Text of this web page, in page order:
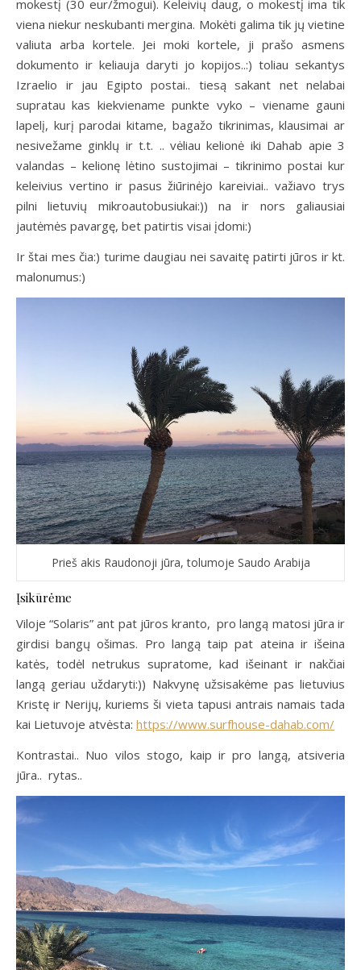
mokestį (30 eur/žmogui). Keleivių daug, o mokestį ima tik
viena niekur neskubanti mergina. Mokėti galima tik jų vietine
valiuta arba kortele. Jei moki kortele, ji prašo asmens
dokumento ir keliauja daryti jo kopijos..:) toliau sekantys
Izraelio ir jau Egipto postai.. tiesą sakant net nelabai
supratau kas kiekviename punkte vyko – viename gauni
lapelį, kurį parodai kitame, bagažo tikrinimas, klausimai ar
nesivežame ginklų ir t.t. .. vėliau kelionė iki Dahab apie 3
valandas – kelionę lėtino sustojimai – tikrinimo postai kur
keleivius vertino ir pasus žiūrinėjo kareiviai.. važiavo trys
pilni lietuvių mikroautobusiukai:)) na ir nors galiausiai
jautėmės pavargę, bet patirtis visai įdomi:)
Ir štai mes čia:) turime daugiau nei savaitę patirti jūros ir kt.
malonumus:)
Prieš akis Raudonoji jūra, tolumoje Saudo Arabija
Įsikūrėme
Viloje “Solaris” ant pat jūros kranto, pro langą matosi jūra ir
girdisi bangų ošimas. Pro langą taip pat ateina ir išeina
katės, todėl netrukus supratome, kad išeinant ir nakčiai
langą geriau uždaryti:)) Nakvynę užsisakėme pas lietuvius
Kristę ir Nerijų, kuriems ši vieta tapusi antrais namais tada
kai Lietuvoje atvėsta: https://www.surfhouse-dahab.com/
Kontrastai.. Nuo vilos stogo, kaip ir pro langą, atsiveria
jūra.. rytas..